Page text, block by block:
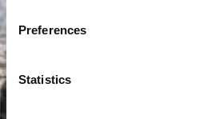
Preferences
Statistics